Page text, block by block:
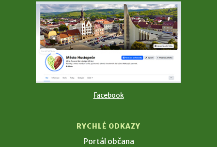
Facebook
RYCHLÉ ODKAZY
Portál občana